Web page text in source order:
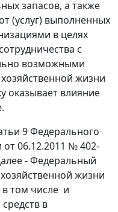
запасов, а также
(услуг) выполненных
в целях
с
возможными
жизни
оказывает влияние
9 Федерального
06.12.2011 № 402-
- Федеральный
жизни
том числе и
в